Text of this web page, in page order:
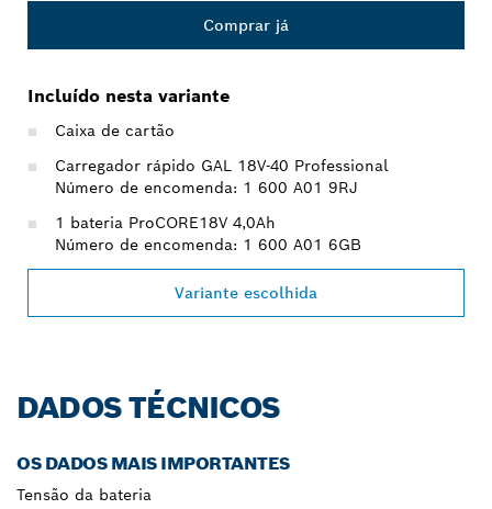
Comprar já
Incluído nesta variante
Caixa de cartão
Carregador rápido GAL 18V-40 Professional
Número de encomenda: 1 600 A01 9RJ
1 bateria ProCORE18V 4,0Ah
Número de encomenda: 1 600 A01 6GB
Variante escolhida
DADOS TÉCNICOS
OS DADOS MAIS IMPORTANTES
Tensão da bateria